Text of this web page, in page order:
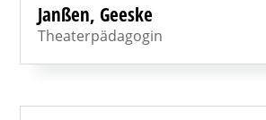
Janßen, Geeske
Theaterpädagogin